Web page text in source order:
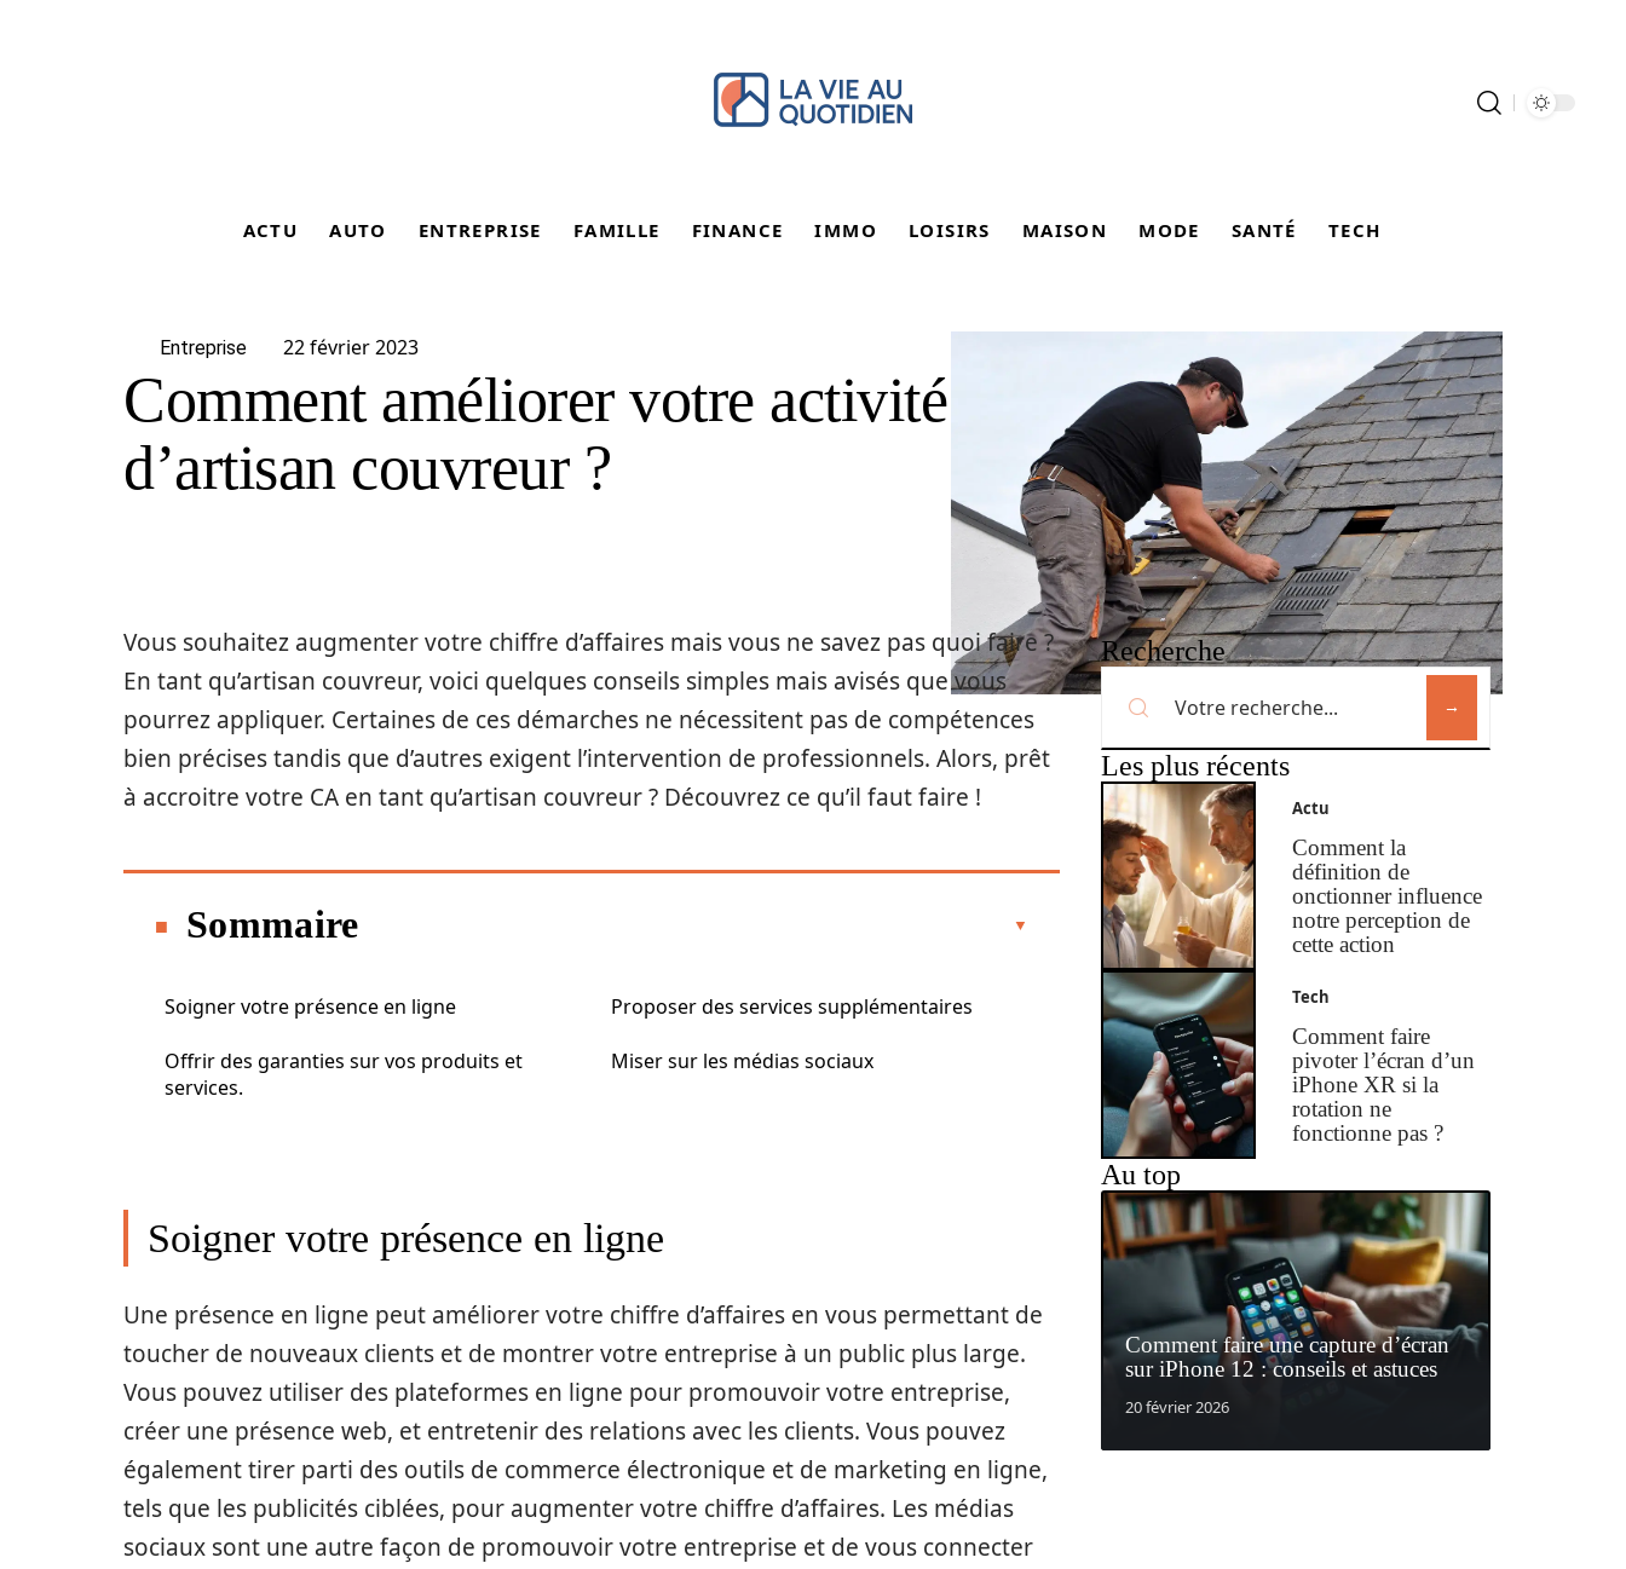
ACTU AUTO ENTREPRISE FAMILLE FINANCE IMMO LOISIRS MAISON MODE SANTÉ TECH
Entreprise 22 février 2023
Comment améliorer votre activité
d’artisan couvreur ?
Vous souhaitez augmenter votre chiffre d’affaires mais vous ne savez pas quoi faire ?
En tant qu’artisan couvreur, voici quelques conseils simples mais avisés que vous
pourrez appliquer. Certaines de ces démarches ne nécessitent pas de compétences
bien précises tandis que d’autres exigent l’intervention de professionnels. Alors, prêt
à accroitre votre CA en tant qu’artisan couvreur ? Découvrez ce qu’il faut faire !
Sommaire
Soigner votre présence en ligne
Offrir des garanties sur vos produits et
services.
Proposer des services supplémentaires
Miser sur les médias sociaux
Soigner votre présence en ligne
Une présence en ligne peut améliorer votre chiffre d’affaires en vous permettant de
toucher de nouveaux clients et de montrer votre entreprise à un public plus large.
Vous pouvez utiliser des plateformes en ligne pour promouvoir votre entreprise,
créer une présence web, et entretenir des relations avec les clients. Vous pouvez
également tirer parti des outils de commerce électronique et de marketing en ligne,
tels que les publicités ciblées, pour augmenter votre chiffre d’affaires. Les médias
sociaux sont une autre façon de promouvoir votre entreprise et de vous connecter
Recherche
Les plus récents
Actu
Comment la
définition de
onctionner influence
notre perception de
cette action
Tech
Comment faire
pivoter l’écran d’un
iPhone XR si la
rotation ne
fonctionne pas ?
Au top
Comment faire une capture d’écran
sur iPhone 12 : conseils et astuces
20 février 2026